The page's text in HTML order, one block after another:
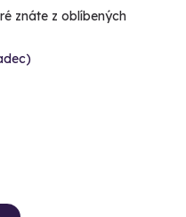
znáte z oblíbených